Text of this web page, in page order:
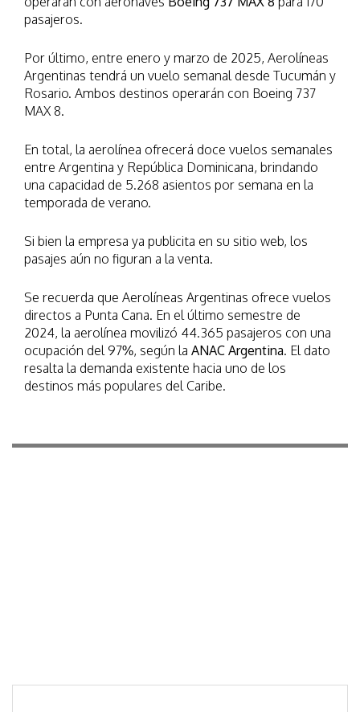
pasajeros.
Por último, entre enero y marzo de 2025, Aerolíneas
Argentinas tendrá un vuelo semanal desde Tucumán y
Rosario. Ambos destinos operarán con Boeing 737
MAX 8.
En total, la aerolínea ofrecerá doce vuelos semanales
entre Argentina y República Dominicana, brindando
una capacidad de 5.268 asientos por semana en la
temporada de verano.
Si bien la empresa ya publicita en su sitio web, los
pasajes aún no figuran a la venta.
Se recuerda que Aerolíneas Argentinas ofrece vuelos
directos a Punta Cana. En el último semestre de
2024, la aerolínea movilizó 44.365 pasajeros con una
ocupación del 97%, según la ANAC Argentina. El dato
resalta la demanda existente hacia uno de los
destinos más populares del Caribe.